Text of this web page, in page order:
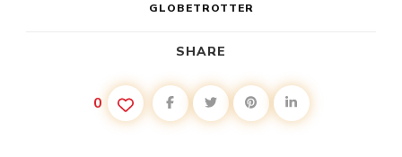
GLOBETROTTER
SHARE
0